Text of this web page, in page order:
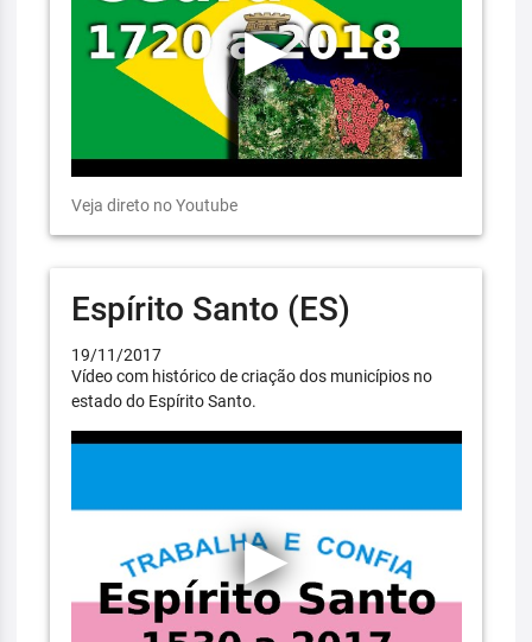
Veja direto no Youtube
Espírito Santo (ES)
19/11/2017
Vídeo com histórico de criação dos municípios no
estado do Espírito Santo.